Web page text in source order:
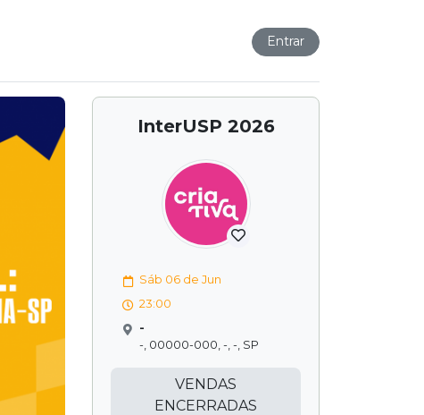
Entrar
InterUSP 2026
Sáb 06 de Jun
23:00
-
-, 00000-000, -, -, SP
VENDAS
ENCERRADAS